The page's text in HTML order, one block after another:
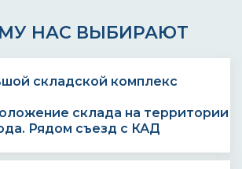
НАС ВЫБИРАЮТ
склада на территории
Рядом съезд с КАД